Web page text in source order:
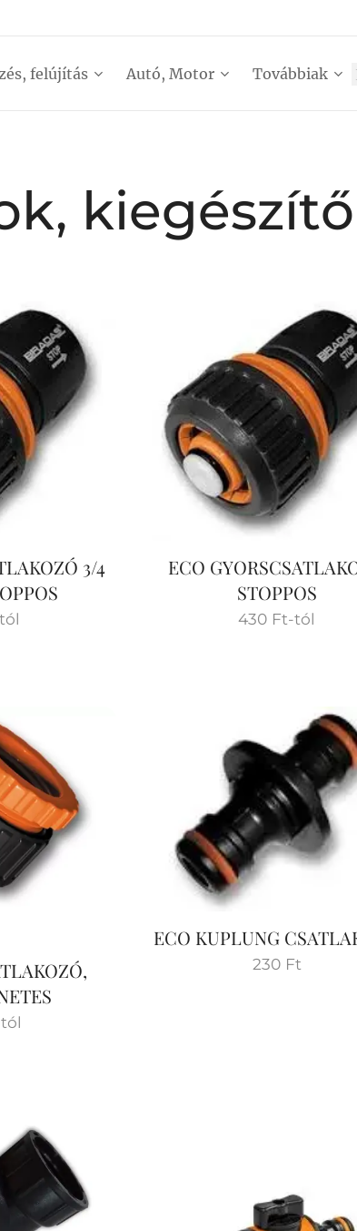
felújítás Autó, Motor Továbbiak
3/4
ECO
STOPPOS
430 Ft-tól
ECO KUPLUNG
230Ft